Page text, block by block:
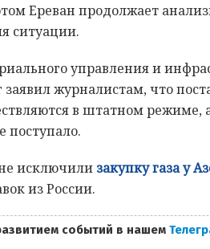
Ереван продолжает
ситуации.
управления и
журналистам, что
в штатном режиме,
поступало.
исключили закупку газа у
из России.
событий в нашем